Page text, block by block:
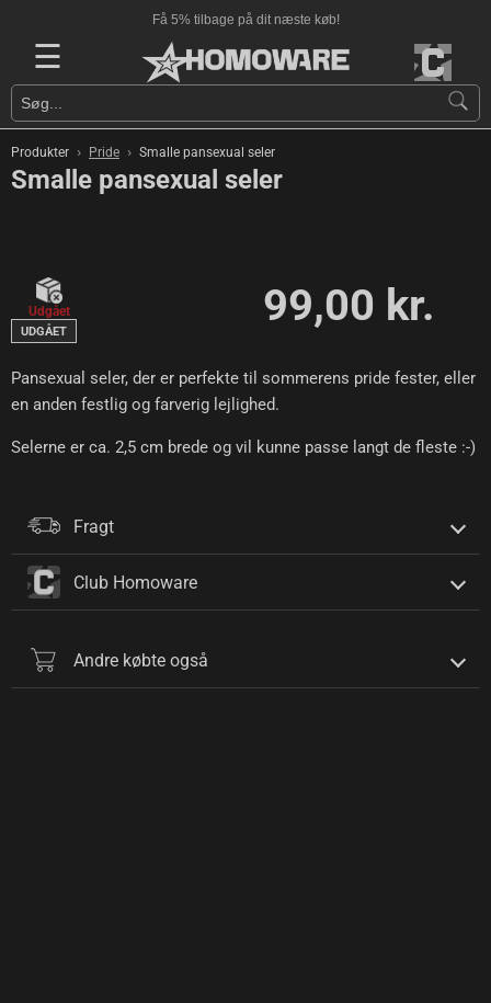
Få 5% tilbage på dit næste køb!
☰
Produkter › Pride › Smalle pansexual seler
Smalle pansexual seler
Udgået
UDGÅET
99,00 kr.
Pansexual seler, der er perfekte til sommerens pride fester, eller
en anden festlig og farverig lejlighed.
Selerne er ca. 2,5 cm brede og vil kunne passe langt de fleste :-)
Fragt
Club Homoware
Andre købte også